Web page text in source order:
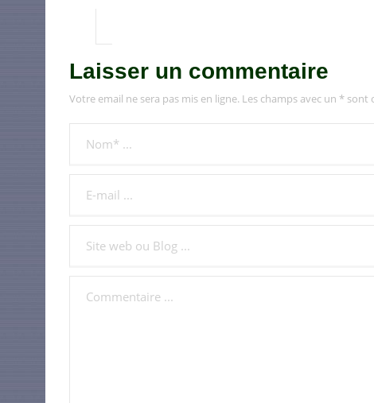
Laisser un commentaire
Votre email ne sera pas mis en ligne. Les champs avec un * sont